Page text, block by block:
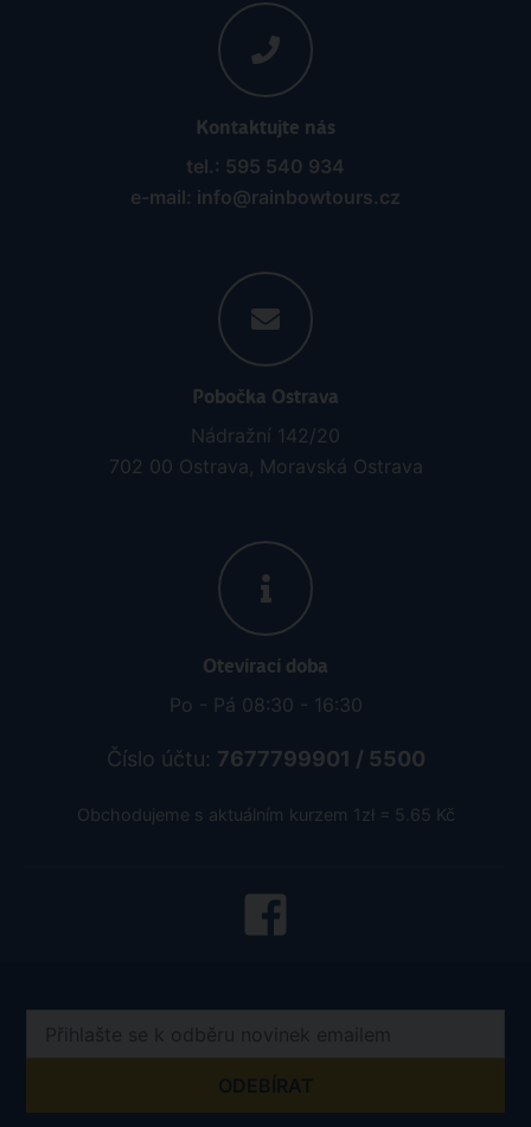
Kontaktujte nás
tel.: 595 540 934
e-mail: info@rainbowtours.cz
Pobočka Ostrava
Nádražní 142/20
702 00 Ostrava, Moravská Ostrava
Otevírací doba
Po - Pá 08:30 - 16:30
Číslo účtu: 7677799901 / 5500
Obchodujeme s aktuálním kurzem 1zł = 5.65 Kč